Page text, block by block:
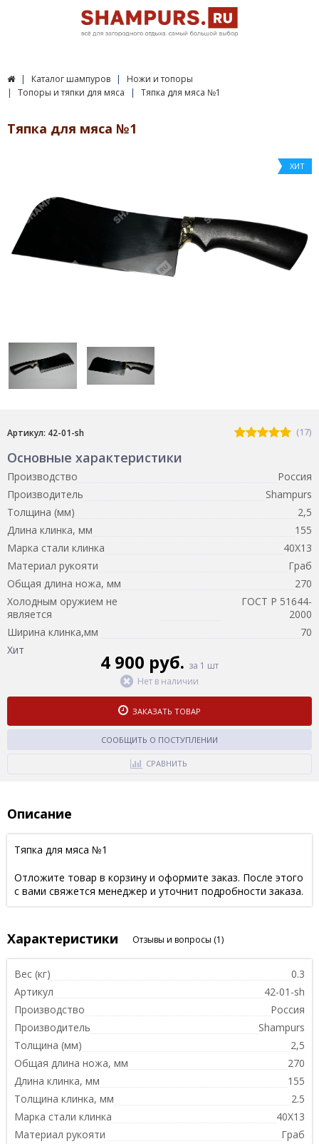
Каталог шампуров
Ножи и топоры
Топоры и тяпки для мяса
Тяпка для мяса №1
Тяпка для мяса №1
ХИТ
Артикул: 42-01-sh (17)
Основные характеристики
Производство
Россия
Производитель
Shampurs
Толщина (мм)
2,5
Длина клинка, мм
155
Марка стали клинка
40Х13
Материал рукояти
Граб
Общая длина ножа, мм
270
Холодным оружием не
является
ГОСТ Р 51644-
2000
Ширина клинка,мм
70
Хит
4 900 руб. за 1 шт
Нет в наличии
ЗАКАЗАТЬ ТОВАР
СООБЩИТЬ О ПОСТУПЛЕНИИ
СРАВНИТЬ
Описание
Тяпка для мяса №1
Отложите товар в корзину и оформите заказ. После этого
с вами свяжется менеджер и уточнит подробности заказа.
Характеристики Отзывы и вопросы (1)
Вес (кг)
0.3
Артикул
42-01-sh
Производство
Россия
Производитель
Shampurs
Толщина (мм)
2,5
Общая длина ножа, мм
270
Длина клинка, мм
155
Толщина клинка, мм
2.5
Марка стали клинка
40Х13
Материал рукояти
Граб